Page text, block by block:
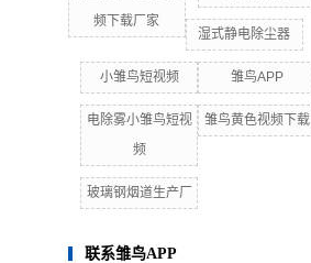
频下载厂家
湿式静电除尘器
小雏鸟短视频 雏鸟APP
电除雾小雏鸟短视
频
雏鸟黄色视频下载
玻璃钢烟道生产厂
联系雏鸟APP